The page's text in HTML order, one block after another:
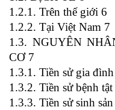
1.2.1. Trên thế giới 6
1.2.2. Tại Việt Nam 7
1.3. NGUYÊN
CƠ 7
1.3.1. Tiền sử gia
1.3.2. Tiền sử bệnh tật
1.3.3. Tiền sử sinh